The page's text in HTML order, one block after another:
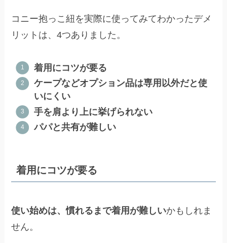
コニー抱っこ紐を実際に使ってみてわかったデメ
リットは、4つありました。
着用にコツが要る
ケープなどオプション品は専用以外だと使
いにくい
手を肩より上に挙げられない
パパと共有が難しい
着用にコツが要る
使い始めは、慣れるまで着用が難しいかもしれま
せん。